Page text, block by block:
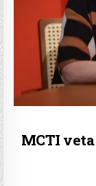
MCTI veta